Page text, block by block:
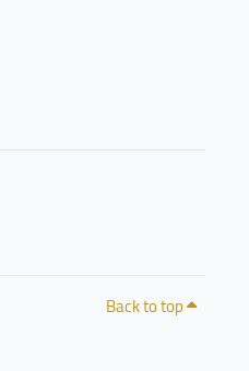
Back to top